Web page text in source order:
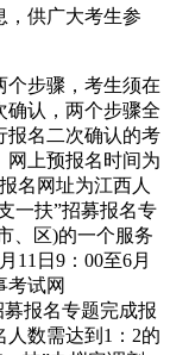
供广大考生参
步骤，考生须在
确认，两个步骤全
报名二次确认的考
网上预报名时间为
名网址为江西人
一扶”招募报名专
、区)的一个服务
11日9：00至6月
考试网
募报名专题完成报
数需达到1：2的